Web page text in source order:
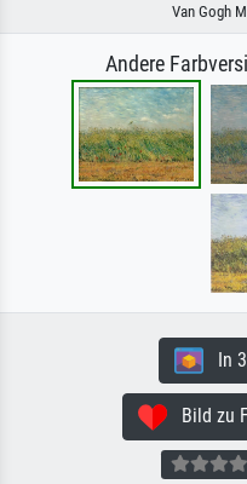
Van Gogh
Andere
In
Bild zu